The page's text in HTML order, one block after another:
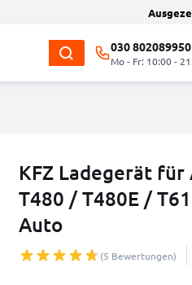
030 802089950
Mo - Fr: 10:00 -
KFZ Ladegerät
T480 / T480E /
Auto
(5 Bewertungen)